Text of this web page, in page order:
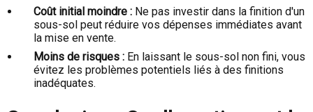
Coût initial moindre : Ne pas investir dans la finition d'un
sous-sol peut réduire vos dépenses immédiates avant
la mise en vente.
Moins de risques : En laissant le sous-sol non fini, vous
évitez les problèmes potentiels liés à des finitions
inadéquates.